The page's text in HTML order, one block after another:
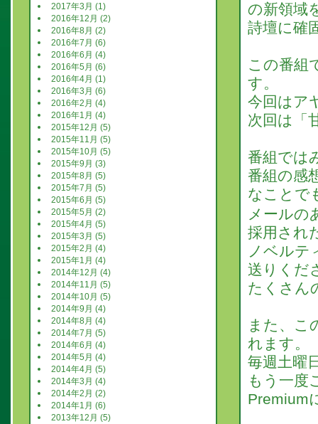
の新領域
詩壇に確
この番組
す。
今回はア
次回は「
番組では
番組の感
なことで
メールの
採用され
ノベルテ
送りくだ
たくさん
また、こ
れます。
毎週土曜
もう一度
Premium
2017年3月 (1)
2016年12月 (2)
2016年8月 (2)
2016年7月 (6)
2016年6月 (4)
2016年5月 (6)
2016年4月 (1)
2016年3月 (6)
2016年2月 (4)
2016年1月 (4)
2015年12月 (5)
2015年11月 (5)
2015年10月 (5)
2015年9月 (3)
2015年8月 (5)
2015年7月 (5)
2015年6月 (5)
2015年5月 (2)
2015年4月 (5)
2015年3月 (5)
2015年2月 (4)
2015年1月 (4)
2014年12月 (4)
2014年11月 (5)
2014年10月 (5)
2014年9月 (4)
2014年8月 (4)
2014年7月 (5)
2014年6月 (4)
2014年5月 (4)
2014年4月 (5)
2014年3月 (4)
2014年2月 (2)
2014年1月 (6)
2013年12月 (5)